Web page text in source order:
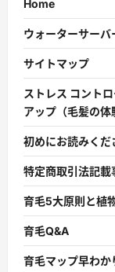
Home
ウォーターサーバ
サイトマップ
ストレス コント
アップ（毛髪の体
初めにお読みくだ
特定商取引法記載
育毛5大原則と植
育毛Q&A
育毛マップ早わか